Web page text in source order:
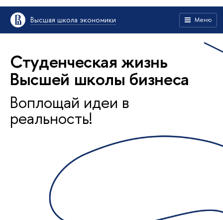
Меню
Студенческая жизнь
Высшей школы бизнеса
Воплощай идеи в
реальность!